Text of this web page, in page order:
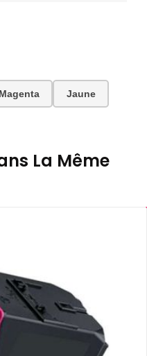
Magenta Jaune
La Même